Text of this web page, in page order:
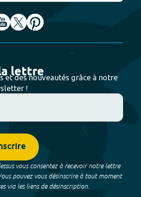
lettre
et des nouveautés grâce à notre
!
vous consentez à recevoir notre lettre
pouvez vous désinscrire à tout moment
via les liens de désinscription.